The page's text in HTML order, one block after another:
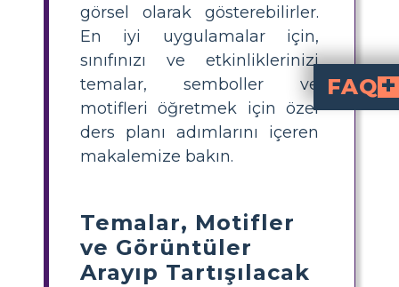
görsel olarak gösterebilirler.
En iyi uygulamalar için,
sınıfınızı ve etkinliklerinizi
temalar, semboller ve
motifleri öğretmek için özel
ders planı adımlarını içeren
makalemize bakın.
Temalar, Motifler
ve Görüntüler
Arayıp Tartışılacak
FAQ